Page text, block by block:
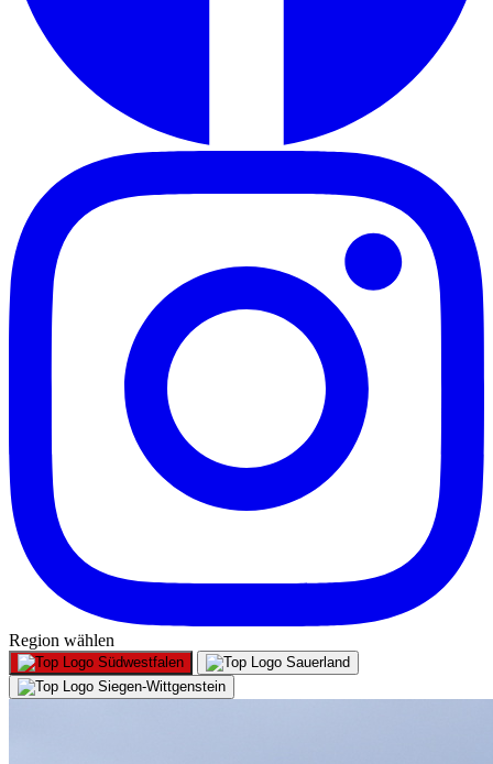
Region wählen
Südwestfalen
Sauerland
Siegen-Wittgenstein